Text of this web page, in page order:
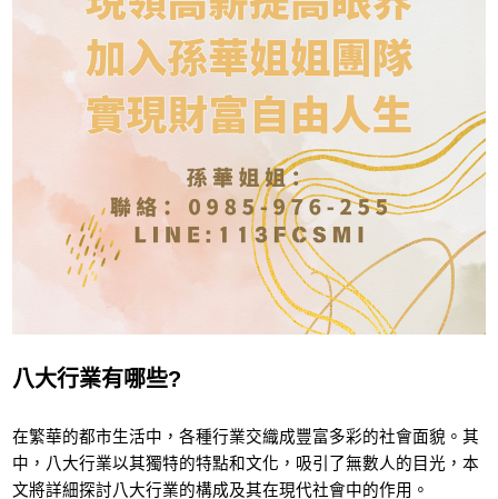
八大行業有哪些?
在繁華的都市生活中，各種行業交織成豐富多彩的社會面貌。其
中，八大行業以其獨特的特點和文化，吸引了無數人的目光，本
文將詳細探討八大行業的構成及其在現代社會中的作用。